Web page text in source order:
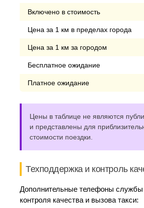
Включено в стоимость
Цена за 1 км в пределах города
Цена за 1 км за городом
Бесплатное ожидание
Платное ожидание
Цены в таблице не являются
и представлены для
стоимости поездки.
Техподдержка и контроль
Дополнительные телефоны службы
контроля качества и вызова такси: